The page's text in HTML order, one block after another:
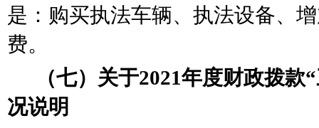
是：购买执法车辆、执法设备、
费。
（七）关于2021年度财政拨款“
况说明